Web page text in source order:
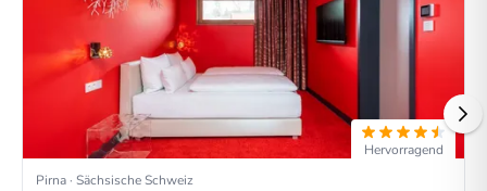
Hervorragend
Pirna · Sächsische Schweiz